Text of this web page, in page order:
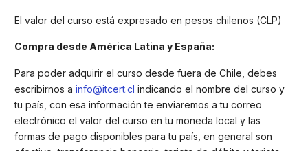
El valor del curso está expresado en pesos chilenos (CLP)
Compra desde América Latina y España:
Para poder adquirir el curso desde fuera de Chile, debes
escribirnos a info@itcert.cl indicando el nombre del curso y
tu país, con esa información te enviaremos a tu correo
electrónico el valor del curso en tu moneda local y las
formas de pago disponibles para tu país, en general son